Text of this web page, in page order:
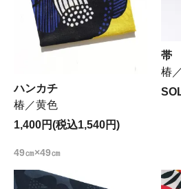
ハンカチ
椿／黄色
1,400円(税込1,540円)
49㎝×49㎝
帯
椿